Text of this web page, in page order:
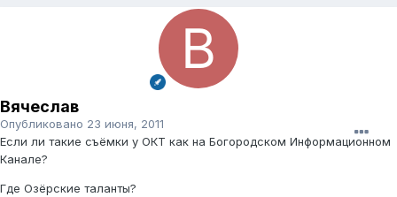
Вячеслав
Опубликовано 23 июня, 2011
Если ли такие съёмки у ОКТ как на Богородском Информационном
Канале?
Где Озёрские таланты?